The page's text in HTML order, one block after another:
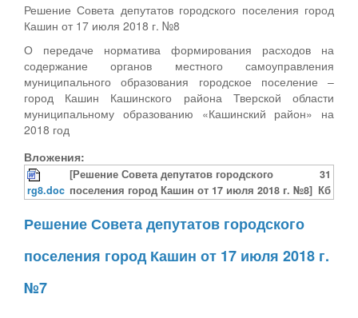
Решение Совета депутатов городского поселения город
Кашин от 17 июля 2018 г. №8
О передаче норматива формирования расходов на
содержание органов местного самоуправления
муниципального образования городское поселение –
город Кашин Кашинского района Тверской области
муниципальному образованию «Кашинский район» на
2018 год
Вложения:
rg8.doc
[Решение Совета депутатов городского
поселения город Кашин от 17 июля 2018 г. №8]
31
Кб
Решение Совета депутатов городского
поселения город Кашин от 17 июля 2018 г.
№7